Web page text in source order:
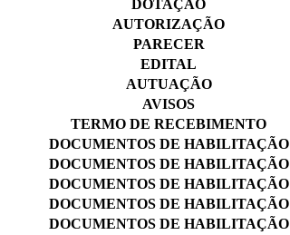
DOTAÇÃO
AUTORIZAÇÃO
PARECER
EDITAL
AUTUAÇÃO
AVISOS
TERMO DE RECEBIMENTO
DOCUMENTOS DE HABILITAÇÃO
DOCUMENTOS DE HABILITAÇÃO
DOCUMENTOS DE HABILITAÇÃO
DOCUMENTOS DE HABILITAÇÃO
DOCUMENTOS DE HABILITAÇÃO